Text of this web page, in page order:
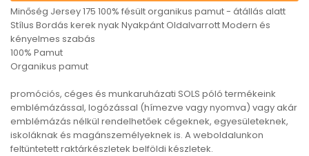
Minőség Jersey 175 100% fésült organikus pamut - átállás alatt
Stílus Bordás kerek nyak Nyakpánt Oldalvarrott Modern és
kényelmes szabás
100% Pamut
Organikus pamut
promóciós, céges és munkaruházati SOLS póló termékeink
emblémázással, logózással (hímezve vagy nyomva) vagy akár
emblémázás nélkül rendelhetőek cégeknek, egyesületeknek,
iskoláknak és magánszemélyeknek is. A weboldalunkon
feltüntetett raktárkészletek belföldi készletek.